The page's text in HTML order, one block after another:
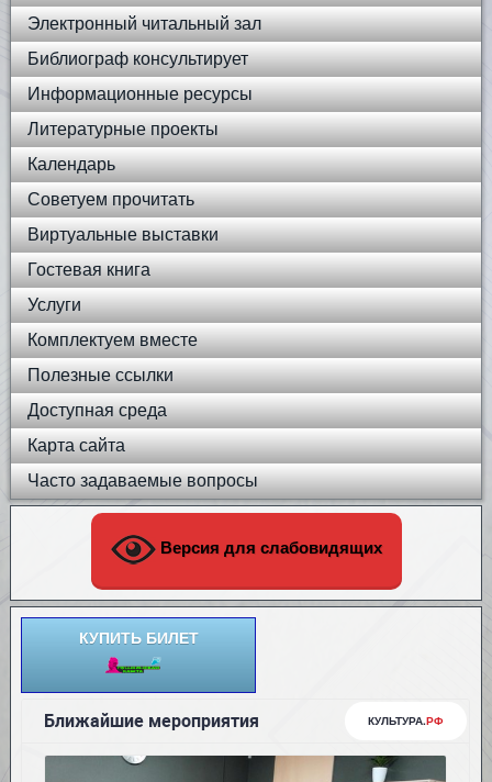
Электронный читальный зал
Библиограф консультирует
Информационные ресурсы
Литературные проекты
Календарь
Советуем прочитать
Виртуальные выставки
Гостевая книга
Услуги
Комплектуем вместе
Полезные ссылки
Доступная среда
Карта сайта
Часто задаваемые вопросы
Версия для слабовидящих
КУПИТЬ БИЛЕТ